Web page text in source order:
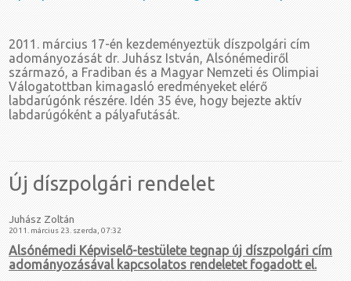
2011. március 17-én kezdeményeztük díszpolgári cím
adományozását dr. Juhász István, Alsónémediről
származó, a Fradiban és a Magyar Nemzeti és Olimpiai
Válogatottban kimagasló eredményeket elérő
labdarúgónk részére. Idén 35 éve, hogy bejezte aktív
labdarúgóként a pályafutását.
Új díszpolgári rendelet
Juhász Zoltán
2011. március 23. szerda, 07:32
Alsónémedi Képviselő-testülete tegnap új díszpolgári cím
adományozásával kapcsolatos rendeletet fogadott el.